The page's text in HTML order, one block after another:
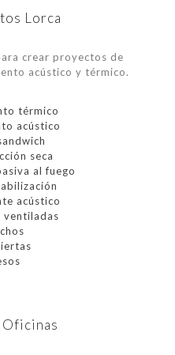
Lorca
crear proyectos de
acústico y térmico.
térmico
acústico
seca
al fuego
acústico
ventiladas